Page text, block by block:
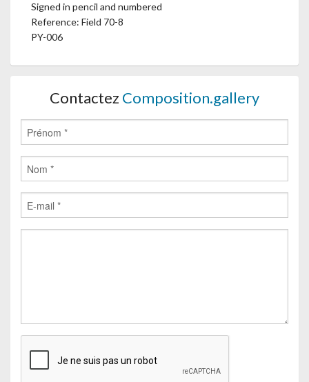
Signed in pencil and numbered
Reference: Field 70-8
PY-006
Contactez Composition.gallery